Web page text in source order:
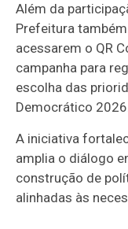
Além da
Prefeitura
acessarem o QR
campanha para
escolha das
Democrático
A iniciativa
amplia o diálogo
construção de
alinhadas às